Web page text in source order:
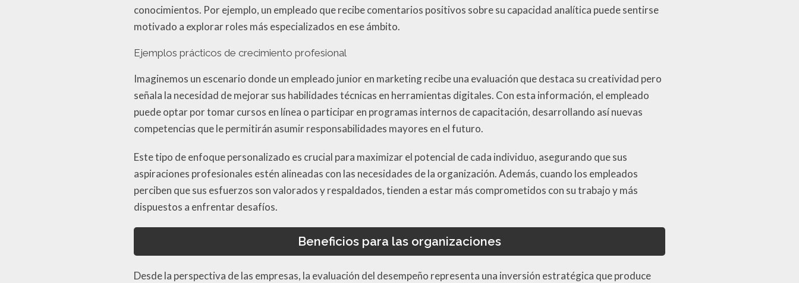
conocimientos. Por ejemplo, un empleado que recibe comentarios positivos sobre su capacidad analítica puede sentirse
motivado a explorar roles más especializados en ese ámbito.
Ejemplos prácticos de crecimiento profesional
Imaginemos un escenario donde un empleado junior en marketing recibe una evaluación que destaca su creatividad pero
señala la necesidad de mejorar sus habilidades técnicas en herramientas digitales. Con esta información, el empleado
puede optar por tomar cursos en línea o participar en programas internos de capacitación, desarrollando así nuevas
competencias que le permitirán asumir responsabilidades mayores en el futuro.
Este tipo de enfoque personalizado es crucial para maximizar el potencial de cada individuo, asegurando que sus
aspiraciones profesionales estén alineadas con las necesidades de la organización. Además, cuando los empleados
perciben que sus esfuerzos son valorados y respaldados, tienden a estar más comprometidos con su trabajo y más
dispuestos a enfrentar desafíos.
Beneficios para las organizaciones
Desde la perspectiva de las empresas, la evaluación del desempeño representa una inversión estratégica que produce